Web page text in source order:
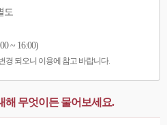
도
~ 16:00)
되오니 이용에 참고 바랍니다.
해 무엇이든 물어보세요.